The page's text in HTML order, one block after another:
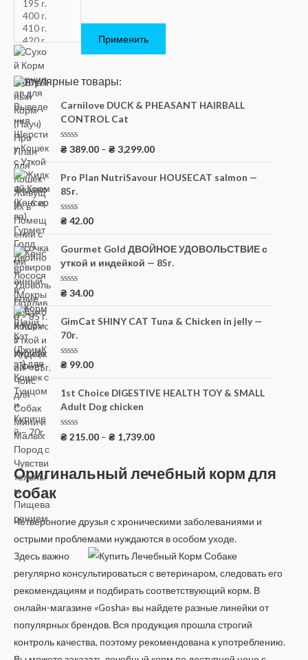
Применить
Популярные товары:
Carnilove DUCK & PHEASANT HAIRBALL
CONTROL Cat
О
н
к
а
и
з
₴ 389.00 –₴ 3,299.00
Pro Plan NutriSavour HOUSECAT salmon —
85г.
О
н
к
а
0
и
з
₴ 42.00
Gourmet Gold ДВОЙНОЕ УДОВОЛЬСТВИЕ с
уткой и индейкой — 85г.
О
н
к
а
и
з
₴ 34.00
GimCat SHINY CAT Tuna & Chicken in jelly —
70г.
О
н
к
а
0
и
з
₴ 99.00
1st Choice DIGESTIVE HEALTH TOY & SMALL
Adult Dog chicken
О
к
а
₴ 215.00 –₴ 1,739.00
Оригинальный лечебный корм для
собак
Четвероногие друзья с хроническими заболеваниями и
острыми проблемами нуждаются в особом уходе.
Здесь важно
регулярно консультироваться с ветеринаром, следовать его
рекомендациям и подбирать соответствующий корм. В
онлайн-магазине «Gosha» вы найдете разные линейки от
популярных брендов. Вся продукция прошла строгий
контроль качества, поэтому рекомендована к употреблению.